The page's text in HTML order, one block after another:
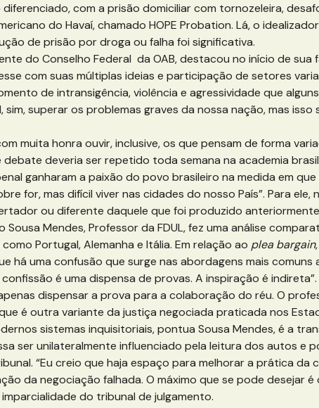
com a prisão domiciliar com tornozeleira,
do Havaí, chamado HOPE Probation. Lá, o
de prisão por droga ou falha foi significativa.
do Conselho Federal da OAB, destacou no início de
com suas múltiplas ideias e participação de setores
de intransigência, violência e agressividade que
sim, superar os problemas graves da nossa nação, mas
muita honra ouvir, inclusive, os que pensam de forma
debate deveria ser repetido toda semana na academia
ganharam a paixão do povo brasileiro na medida em
for, mas difícil viver nas cidades do nosso País”. Para
ou diferente daquele que foi produzido
Sousa Mendes, Professor da FDUL, fez uma análise
Portugal, Alemanha e Itália. Em relação ao plea bargain
há uma confusão que surge nas abordagens mais
é uma dispensa de provas. A inspiração é
dispensar a prova para a colaboração do réu. O
é outra variante da justiça negociada praticada nos
sistemas inquisitoriais, pontua Sousa Mendes, é a
ser unilateralmente influenciado pela leitura dos autos
“Eu creio que haja espaço para melhorar a prática
da negociação falhada. O máximo que se pode desejar
do tribunal de julgamento.